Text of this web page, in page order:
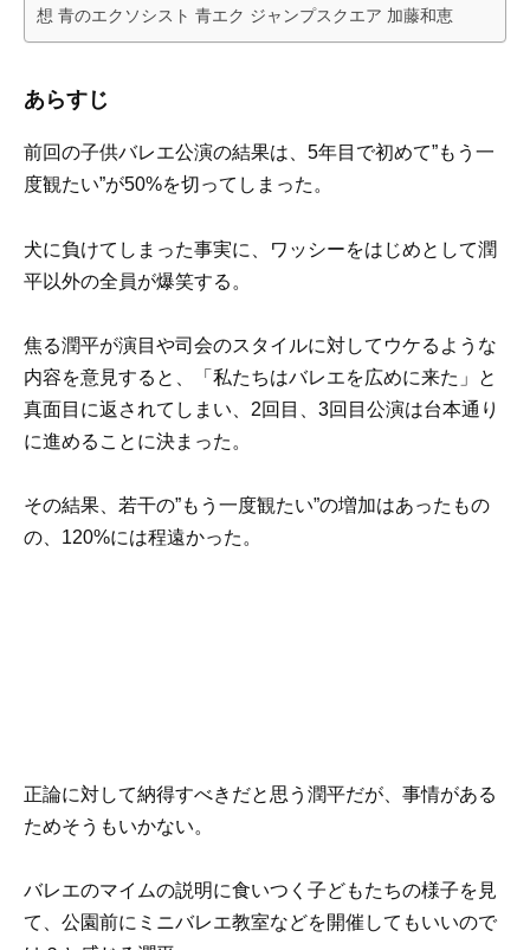
想 青のエクソシスト 青エク ジャンプスクエア 加藤和恵
あらすじ
前回の子供バレエ公演の結果は、5年目で初めて”もう一
度観たい”が50%を切ってしまった。
犬に負けてしまった事実に、ワッシーをはじめとして潤
平以外の全員が爆笑する。
焦る潤平が演目や司会のスタイルに対してウケるような
内容を意見すると、「私たちはバレエを広めに来た」と
真面目に返されてしまい、2回目、3回目公演は台本通り
に進めることに決まった。
その結果、若干の”もう一度観たい”の増加はあったもの
の、120%には程遠かった。
正論に対して納得すべきだと思う潤平だが、事情がある
ためそうもいかない。
バレエのマイムの説明に食いつく子どもたちの様子を見
て、公園前にミニバレエ教室などを開催してもいいので